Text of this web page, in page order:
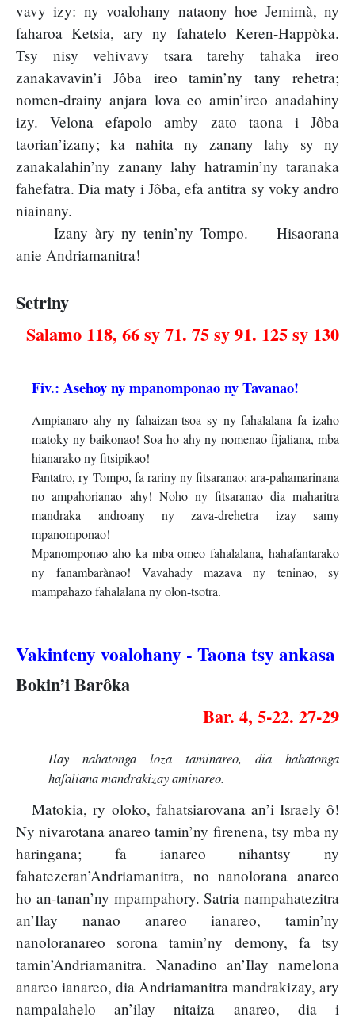
vavy izy: ny voalohany nataony hoe Jemimà, ny
faharoa Ketsia, ary ny fahatelo Keren-Happòka.
Tsy nisy vehivavy tsara tarehy tahaka ireo
zanakavavin’i Jôba ireo tamin’ny tany rehetra;
nomen-drainy anjara lova eo amin’ireo anadahiny
izy. Velona efapolo amby zato taona i Jôba
taorian’izany; ka nahita ny zanany lahy sy ny
zanakalahin’ny zanany lahy hatramin’ny taranaka
fahefatra. Dia maty i Jôba, efa antitra sy voky andro
niainany.
— Izany àry ny tenin’ny Tompo. — Hisaorana
anie Andriamanitra!
Setriny
Salamo 118, 66 sy 71. 75 sy 91. 125 sy 130
Fiv.: Asehoy ny mpanomponao ny Tavanao!
Ampianaro ahy ny fahaizan-tsoa sy ny fahalalana fa izaho
matoky ny baikonao! Soa ho ahy ny nomenao fijaliana, mba
hianarako ny fitsipikao!
Fantatro, ry Tompo, fa rariny ny fitsaranao: ara-pahamarinana
no ampahorianao ahy! Noho ny fitsaranao dia maharitra
mandraka androany ny zava-drehetra izay samy
mpanomponao!
Mpanomponao aho ka mba omeo fahalalana, hahafantarako
ny fanambarànao! Vavahady mazava ny teninao, sy
mampahazo fahalalana ny olon-tsotra.
Vakinteny voalohany - Taona tsy ankasa
Bokin’i Barôka
Bar. 4, 5-22. 27-29
Ilay nahatonga loza taminareo, dia hahatonga
hafaliana mandrakizay aminareo.
Matokia, ry oloko, fahatsiarovana an’i Israely ô!
Ny nivarotana anareo tamin’ny firenena, tsy mba ny
haringana; fa ianareo nihantsy ny
fahatezeran’Andriamanitra, no nanolorana anareo
ho an-tanan’ny mpampahory. Satria nampahatezitra
an’Ilay nanao anareo ianareo, tamin’ny
nanoloranareo sorona tamin’ny demony, fa tsy
tamin’Andriamanitra. Nanadino an’Ilay namelona
anareo ianareo, dia Andriamanitra mandrakizay, ary
nampalahelo an’ilay nitaiza anareo, dia i